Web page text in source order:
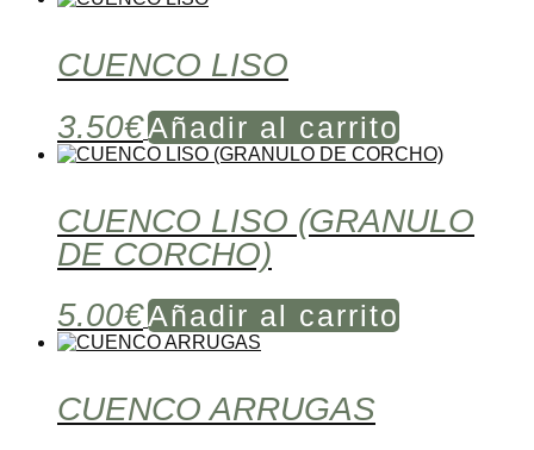
CUENCO LISO
3.50€Añadir al carrito
CUENCO LISO (GRANULO
DE CORCHO)
5.00€Añadir al carrito
CUENCO ARRUGAS